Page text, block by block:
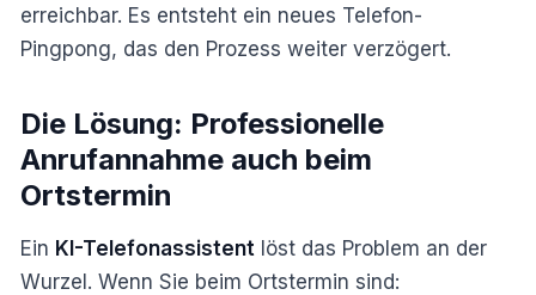
erreichbar. Es entsteht ein neues Telefon-
Pingpong, das den Prozess weiter verzögert.
Die Lösung: Professionelle
Anrufannahme auch beim
Ortstermin
Ein KI-Telefonassistent löst das Problem an der
Wurzel. Wenn Sie beim Ortstermin sind: